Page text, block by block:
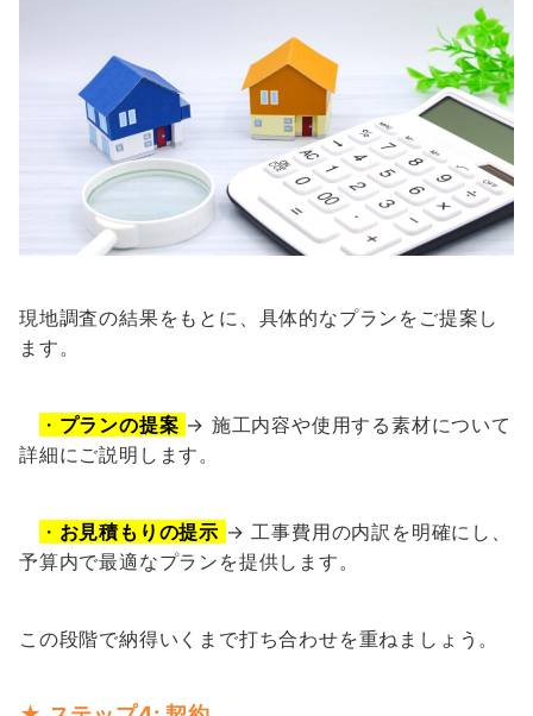
現地調査の結果をもとに、具体的なプランをご提案し
ます。
・ プランの提案 → 施工内容や使用する素材について
詳細にご説明します。
・ お見積もりの提示 → 工事費用の内訳を明確にし、
予算内で最適なプランを提供します。
この段階で納得いくまで打ち合わせを重ねましょう。